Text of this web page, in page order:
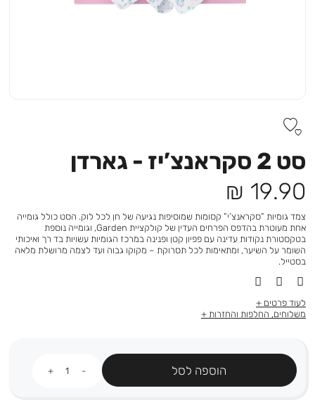
סט 2 סקראנצ’יז - גארדן
מחיר
מוצר
19.90 ₪
צמד גומיות ”סקראנצ’י” קסומות שמוסיפות נגיעה של חן לכל לוק. הסט כולל גומייה
אחת מעוטרת בהדפס הפרחים העדין של קולקציית Garden, וגומייה נוספת
בטקסטורת נקודות עדינה עם פפיון קטן ופנינה במרכז הגומיות עשויות בד רך ואיכותי
השומר על השיער, ומתאימות לכל תסרוקת – מקוקו גבוה ועד לצמה מרושלת מלאה
בסטייל.
לעוד פרטים
משלוחים, החלפות והחזרות
הוספה לסל